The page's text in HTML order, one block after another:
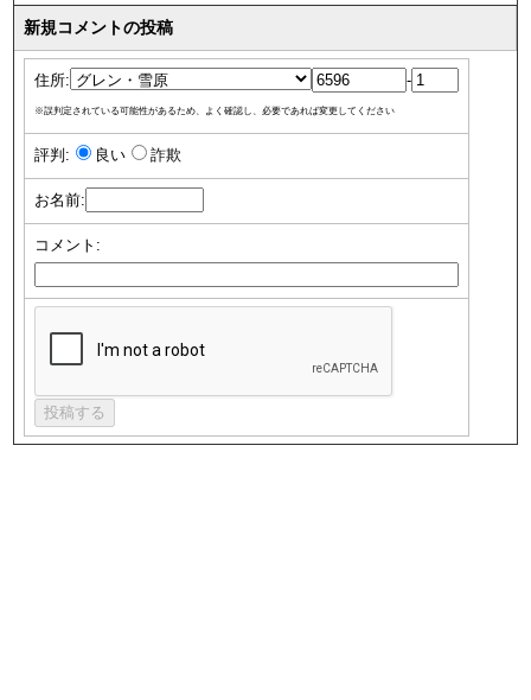
新規コメントの投稿
住所: -
※誤判定されている可能性があるため、よく確認し、必要であれば変更してください
評判: 良い 詐欺
お名前:
コメント: